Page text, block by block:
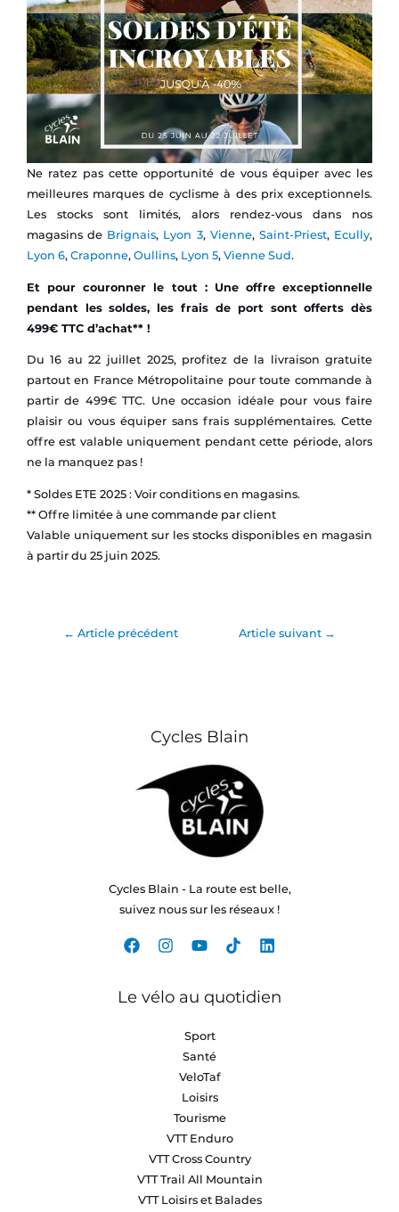
Ne ratez pas cette opportunité de vous équiper avec les
meilleures marques de cyclisme à des prix exceptionnels.
Les stocks sont limités, alors rendez-vous dans nos
magasins deBrignais, Lyon 3, Vienne,Saint-Priest, Ecully,
Lyon 6, Craponne, Oullins, Lyon 5, Vienne Sud.
Et pour couronner le tout : Une offre exceptionnelle
pendant les soldes, les frais de port sont offerts dès
499€ TTC d’achat** !
Du 16 au 22 juillet 2025, profitez de la livraison gratuite
partout en France Métropolitaine pour toute commande à
partir de 499€ TTC. Une occasion idéale pour vous faire
plaisir ou vous équiper sans frais supplémentaires. Cette
offre est valable uniquement pendant cette période, alors
ne la manquez pas !
* Soldes ETE 2025 : Voir conditions en magasins.
** Offre limitée à une commande par client
Valable uniquement sur les stocks disponibles en magasin
à partir du 25 juin 2025.
← Article précédent Article suivant →
Cycles Blain
Cycles Blain - La route est belle,
suivez nous sur les réseaux !
Le vélo au quotidien
Sport
Santé
VeloTaf
Loisirs
Tourisme
VTT Enduro
VTT Cross Country
VTT Trail All Mountain
VTT Loisirs et Balades